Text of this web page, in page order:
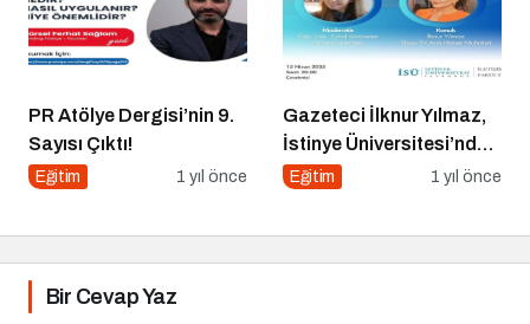
PR Atölye Dergisi’nin 9.
Sayısı Çıktı!
Eğitim 1 yıl önce
Gazeteci İlknur Yılmaz,
İstinye Üniversitesi’nde
Dijital Medya
Eğitim 1 yıl önce
Bir Cevap Yaz